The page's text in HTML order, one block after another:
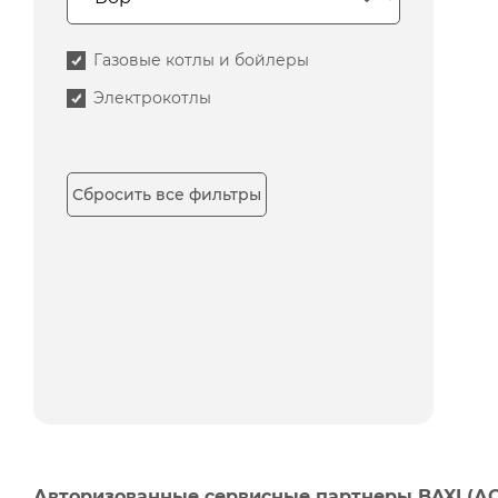
Газовые котлы и бойлеры
Электрокотлы
Сбросить все фильтры